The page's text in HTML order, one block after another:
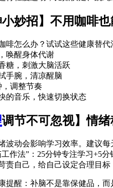
小妙招】不用咖啡
啡怎么办？试试这些健康替代
唤醒身体代谢
糖，刺激大脑活跃
手腕，清凉醒脑
调整节奏
的音乐，快速切换状态
调节不可忽视】情
波动会影响学习效率。建议
作法”：25分钟专注学习+5
责自己，给自己设定合理目
提醒：补脑不是靠保健品，